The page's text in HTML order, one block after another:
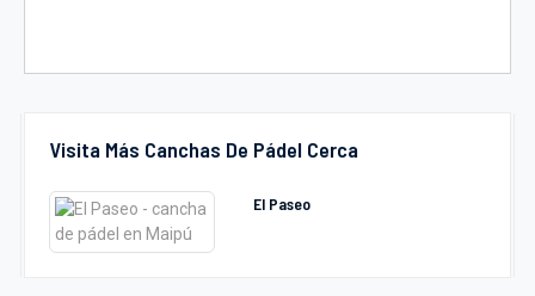
Visita Más Canchas De Pádel Cerca
El Paseo